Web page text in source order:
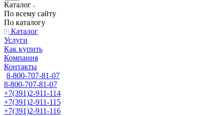
Каталог
По всему сайту
По каталогу
Каталог
Услуги
Как купить
Компания
Контакты
8-800-707-81-07
8-800-707-81-07
+7(391)2-911-114
+7(391)2-911-115
+7(391)2-911-116